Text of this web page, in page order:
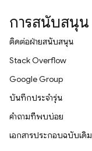
การสนับสนุน
ติดต่อฝ่ายสนับสนุน
Stack Overflow
Google Group
บันทึกประจำรุ่น
คำถามที่พบบ่อย
เอกสารประกอบฉบับเดิม